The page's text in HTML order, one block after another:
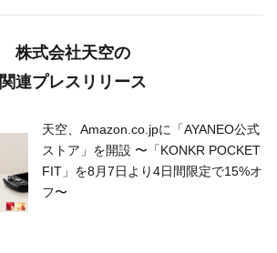
株式会社天空の
関連プレスリリース
天空、Amazon.co.jpに「AYANEO公式
ストア」を開設 〜「KONKR POCKET
FIT」を8月7日より4日間限定で15%オ
フ〜